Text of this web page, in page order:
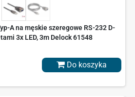
A na męskie szeregowe RS-232 D-
3x LED, 3m Delock 61548
Do koszyka